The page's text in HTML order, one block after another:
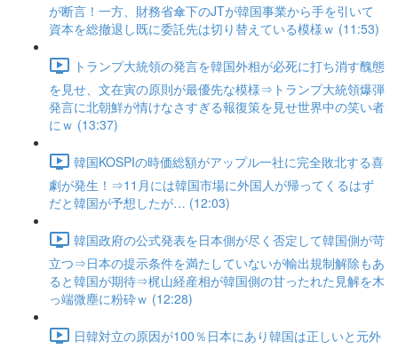
が断言！一方、財務省傘下のJTが韓国事業から手を引いて
資本を総撤退し既に委託先は切り替えている模様ｗ (11:53)
トランプ大統領の発言を韓国外相が必死に打ち消す醜態
を見せ、文在寅の原則が最優先な模様⇒トランプ大統領爆弾
発言に北朝鮮が情けなさすぎる報復策を見せ世界中の笑い者
にｗ (13:37)
韓国KOSPIの時価総額がアップル一社に完全敗北する喜
劇が発生！⇒11月には韓国市場に外国人が帰ってくるはず
だと韓国が予想したが… (12:03)
韓国政府の公式発表を日本側が尽く否定して韓国側が苛
立つ⇒日本の提示条件を満たしていないが輸出規制解除もあ
ると韓国が期待⇒梶山経産相が韓国側の甘ったれた見解を木
っ端微塵に粉砕ｗ (12:28)
日韓対立の原因が100％日本にあり韓国は正しいと元外